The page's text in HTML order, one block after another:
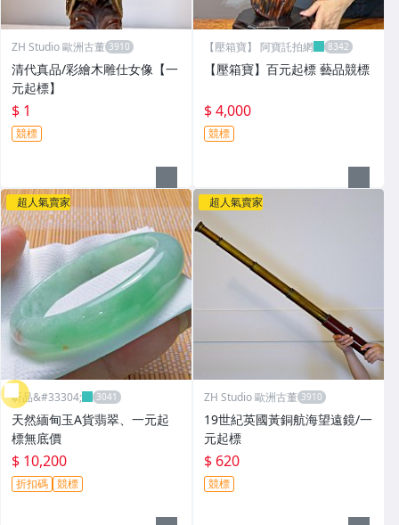
ZH Studio 歐洲古董
清代真品/彩繪木雕仕女像【一
元起標】
$ 1
競標
【壓箱寶】 阿寶託拍網
【壓箱寶】百元起標 藝品競標
$ 4,000
競標
超人氣賣家
昕品&#33304;
天然緬甸玉A貨翡翠、一元起
標無底價
$ 10,200
折扣碼 競標
超人氣賣家
ZH Studio 歐洲古董
19世紀英國黃銅航海望遠鏡/一
元起標
$ 620
競標